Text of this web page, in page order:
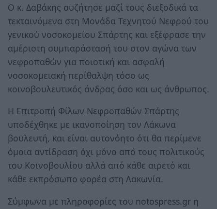
Ο κ. Δαβάκης συζήτησε μαζί τους διεξοδικά τα
τεκταινόμενα στη Μονάδα Τεχνητού Νεφρού του
γενικού νοσοκομείου Σπάρτης και εξέφρασε την
αμέριστη συμπαράστασή του στον αγώνα των
νεφροπαθών για ποιοτική και ασφαλή
νοσοκομειακή περίθαλψη τόσο ως
κοινοβουλευτικός άνδρας όσο και ως άνθρωπος.
Η Επιτροπή Φίλων Νεφροπαθών Σπάρτης
υποδέχθηκε με ικανοποίηση τον Λάκωνα
βουλευτή, και είναι αυτονόητο ότι θα περίμενε
όμοια αντίδραση όχι μόνο από τους πολιτικούς
του Κοινοβουλίου αλλά από κάθε αιρετό και
κάθε εκπρόσωπο φορέα στη Λακωνία.
Σύμφωνα με πληροφορίες του notospress.gr η